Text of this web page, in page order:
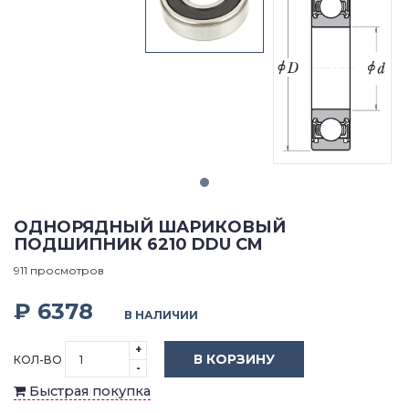
ОДНОРЯДНЫЙ ШАРИКОВЫЙ
ПОДШИПНИК 6210 DDU CM
911 просмотров
₽ 6378 В НАЛИЧИИ
КОЛ-ВО
+
-
В КОРЗИНУ
Быстрая покупка